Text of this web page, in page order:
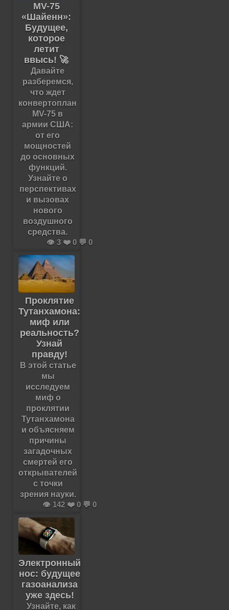
MV-75
«Шайенн»:
Будущее,
которое
летит
ввысь! 🚀
Давайте
разберемся,
что ждет
конвертоплан
MV-75 в
армии США:
от его
мощностей
до основных
функций.
Узнайте о
перспективах
и вызовах
нового
воздушного
средства.
👁️ 3 ❤️ 0 💬 0
Проклятие
Тутанхамона:
миф или
реальность?
Узнай
правду!
В этой статье
мы
исследуем
миф о
проклятии
Тутанхамона
и объясняем
причины
загадочных
смертей его
открывателей
с точки
зрения науки.
👁️ 142 ❤️ 0 💬 0
Электронный
нос: будущее
газоанализа
уже здесь!
Узнайте, как